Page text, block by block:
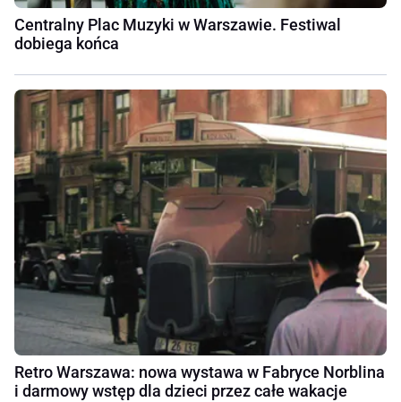
Centralny Plac Muzyki w Warszawie. Festiwal
dobiega końca
Retro Warszawa: nowa wystawa w Fabryce Norblina
i darmowy wstęp dla dzieci przez całe wakacje